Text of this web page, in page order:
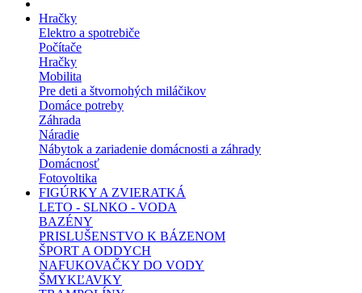
Hračky
Elektro a spotrebiče
Počítače
Hračky
Mobilita
Pre deti a štvornohých miláčikov
Domáce potreby
Záhrada
Náradie
Nábytok a zariadenie domácnosti a záhrady
Domácnosť
Fotovoltika
FIGÚRKY A ZVIERATKÁ
LETO - SLNKO - VODA
BAZÉNY
PRISLUŠENSTVO K BÁZENOM
ŠPORT A ODDYCH
NAFUKOVAČKY DO VODY
ŠMYKĽAVKY